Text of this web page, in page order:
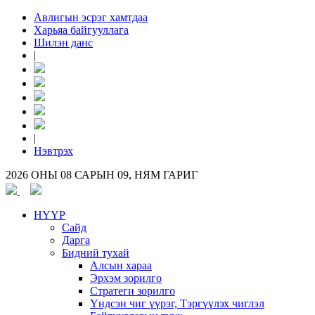
Авлигын эсрэг хамтдаа
Харьяа байгууллага
Шилэн данс
|
|
Нэвтрэх
2026 ОНЫ 08 САРЫН 09, НЯМ ГАРИГ
НҮҮР
Сайд
Дарга
Бидний тухай
Алсын хараа
Эрхэм зорилго
Стратеги зорилго
Үндсэн чиг үүрэг, Тэргүүлэх чиглэл